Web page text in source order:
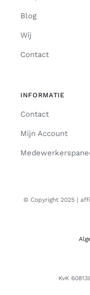
Blog
Wij
Contact
INFORMATIE
Contact
Mijn Account
© Copyright 2025 |
KvK